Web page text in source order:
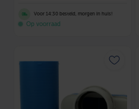
Voor 14:30 besteld, morgen in huis!
Op voorraad